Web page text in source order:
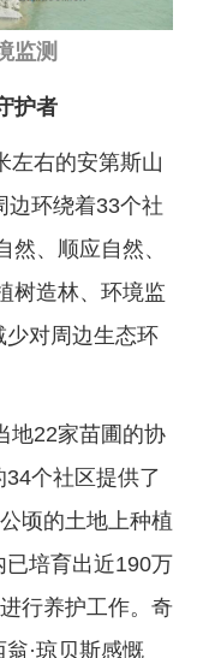
监测
护者
左右的安第斯山
边环绕着33个社
然、顺应自然、
树造林、环境监
对周边生态环
地22家苗圃的协
个社区提供了
顷的土地上种植
培育出近190万
行养护工作。奇
·琼贝斯感慨